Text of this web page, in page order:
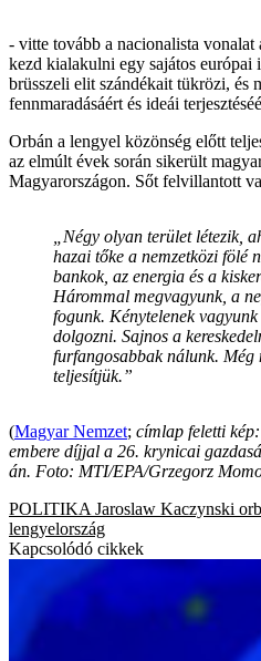
- vitte tovább a nacionalista
kezd kialakulni egy sajátos európai
brüsszeli elit szándékait tükrözi, és
fennmaradásáért és ideái
Orbán a lengyel közönség előtt
az elmúlt évek során sikerült
Magyarországon. Sőt felvillantott
„Négy olyan terület létezik,
hazai tőke a nemzetközi fölé
bankok, az energia és a
Hárommal megvagyunk, a
fogunk. Kénytelenek
dolgozni. Sajnos a
furfangosabbak nálunk. Még
teljesítjük.”
(Magyar Nemzet; címlap feletti
embere díjjal a 26. krynicai
án. Foto: MTI/EPA/Grzegorz
POLITIKA Jaroslaw Kaczynski
lengyelország
Kapcsolódó cikkek